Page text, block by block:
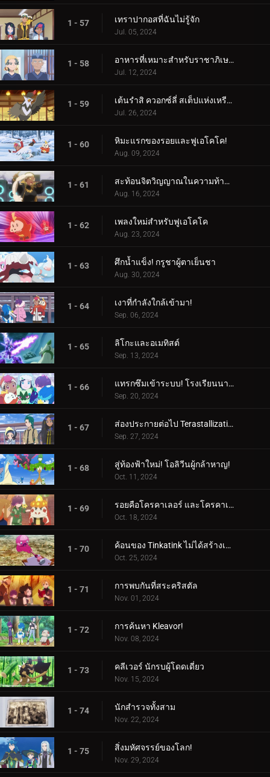
1 - 57 เทราปากอสที่ฉันไม่รู้จัก
Jul. 05, 2024
1 - 58 อาหารที่เหมาะสำหรับราชาภิเษก!
Jul. 12, 2024
1 - 59 เต้นรำสิ ควอกซ์ลี่ สเต็ปแห่งเหรียญสีน้ำเงิน!
Jul. 26, 2024
1 - 60 หิมะแรกของรอยและฟูเอโคโค!
Aug. 09, 2024
1 - 61 สะท้อนจิตวิญญาณในความท้าทายแห่งการสัมผัส!
Aug. 16, 2024
1 - 62 เพลงใหม่สำหรับฟูเอโคโค
Aug. 23, 2024
1 - 63 ศึกน้ำแข็ง! กรูชาผู้ตาเย็นชา
Aug. 30, 2024
1 - 64 เงาที่กำลังใกล้เข้ามา!
Sep. 06, 2024
1 - 65 ลิโกะและอเมทิสต์
Sep. 13, 2024
1 - 66 แทรกซึมเข้าระบบ! โรงเรียนนารันจาอยู่ในอันตราย!
Sep. 20, 2024
1 - 67 ส่องประกายต่อไป Terastallization! ลิโก้ ปะทะ รอย!
Sep. 27, 2024
1 - 68 สู่ท้องฟ้าใหม่! โอลิวีนผู้กล้าหาญ!
Oct. 11, 2024
1 - 69 รอยคือโครคาเลอร์ และโครคาเลอร์ก็คือรอย!
Oct. 18, 2024
1 - 70 ค้อนของ Tinkatink ไม่ได้สร้างเสร็จภายในวันเดียว
Oct. 25, 2024
1 - 71 การพบกันที่สระคริสตัล
Nov. 01, 2024
1 - 72 การค้นหา Kleavor!
Nov. 08, 2024
1 - 73 คลีเวอร์ นักรบผู้โดดเดี่ยว
Nov. 15, 2024
1 - 74 นักสำรวจทั้งสาม
Nov. 22, 2024
1 - 75 สิ่งมหัศจรรย์ของโลก!
Nov. 29, 2024